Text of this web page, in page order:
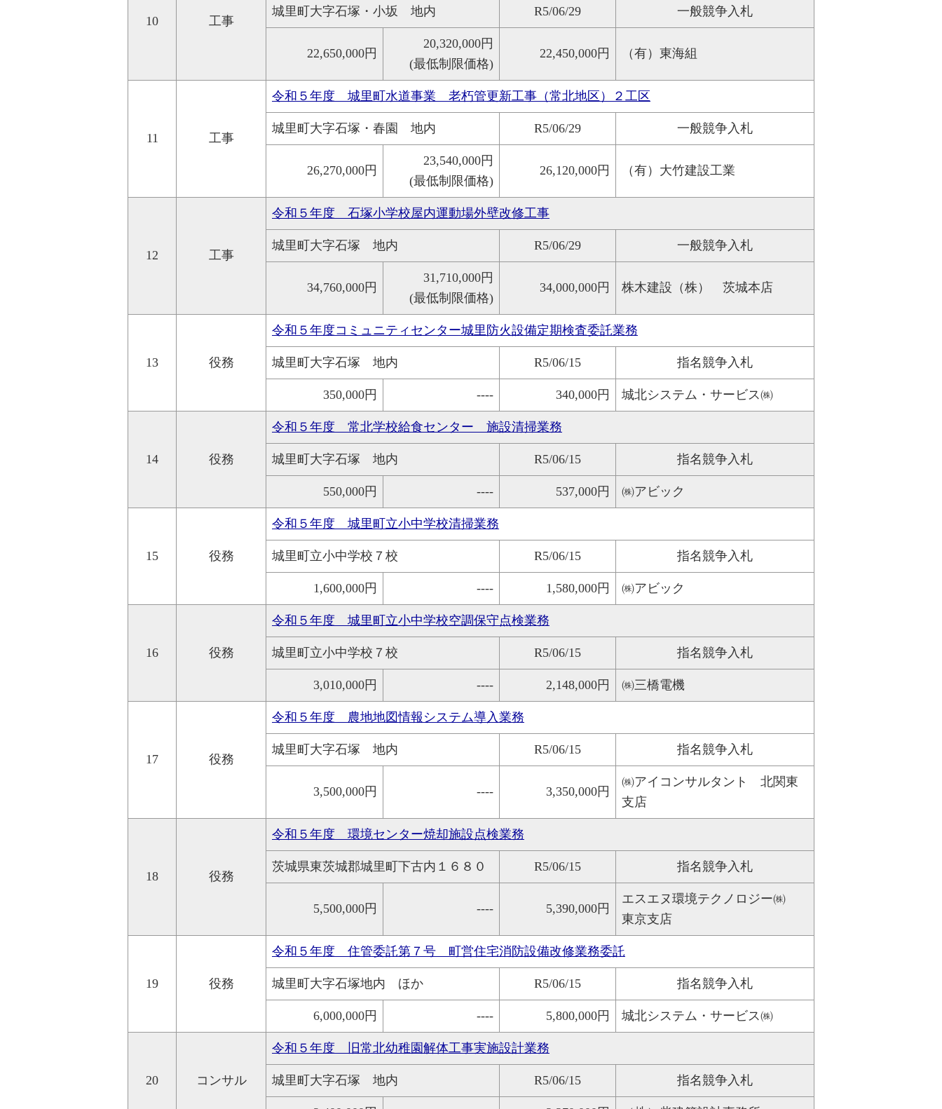
10 工事
城里町大字石塚・小坂 地内 R5/06/29 一般競争入札
22,650,000円
20,320,000円
(最低制限価格)
22,450,000円 （有）東海組
11 工事
令和５年度 城里町水道事業 老朽管更新工事（常北地区）２工区
城里町大字石塚・春園 地内 R5/06/29 一般競争入札
26,270,000円
23,540,000円
(最低制限価格)
26,120,000円 （有）大竹建設工業
12 工事
令和５年度 石塚小学校屋内運動場外壁改修工事
城里町大字石塚 地内 R5/06/29 一般競争入札
34,760,000円
31,710,000円
(最低制限価格)
34,000,000円 株木建設（株） 茨城本店
13 役務
令和５年度コミュニティセンター城里防火設備定期検査委託業務
城里町大字石塚 地内 R5/06/15 指名競争入札
350,000円 ---- 340,000円 城北システム・サービス㈱
14 役務
令和５年度 常北学校給食センター 施設清掃業務
城里町大字石塚 地内 R5/06/15 指名競争入札
550,000円 ---- 537,000円 ㈱アビック
15 役務
令和５年度 城里町立小中学校清掃業務
城里町立小中学校７校 R5/06/15 指名競争入札
1,600,000円 ---- 1,580,000円 ㈱アビック
16 役務
令和５年度 城里町立小中学校空調保守点検業務
城里町立小中学校７校 R5/06/15 指名競争入札
3,010,000円 ---- 2,148,000円 ㈱三橋電機
17 役務
令和５年度 農地地図情報システム導入業務
城里町大字石塚 地内 R5/06/15 指名競争入札
3,500,000円 ---- 3,350,000円
㈱アイコンサルタント 北関東
支店
18 役務
令和５年度 環境センター焼却施設点検業務
茨城県東茨城郡城里町下古内１６８０ R5/06/15 指名競争入札
5,500,000円 ---- 5,390,000円
エスエヌ環境テクノロジー㈱
東京支店
19 役務
令和５年度 住管委託第７号 町営住宅消防設備改修業務委託
城里町大字石塚地内 ほか R5/06/15 指名競争入札
6,000,000円 ---- 5,800,000円 城北システム・サービス㈱
20 コンサル
令和５年度 旧常北幼稚園解体工事実施設計業務
城里町大字石塚 地内 R5/06/15 指名競争入札